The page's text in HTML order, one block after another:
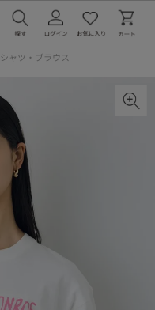
シャツ・ブラウス